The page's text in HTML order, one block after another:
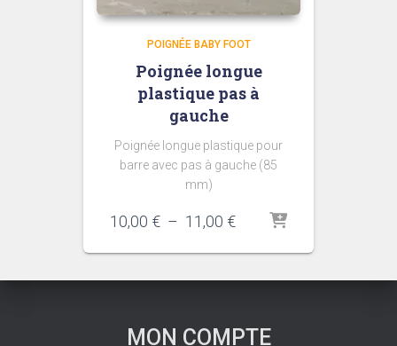
POIGNÉE BABY FOOT
Poignée longue
plastique pas à
gauche
Poignée longue plastique pour
barre avec pas à gauche (85
mm)
10,00 € – 11,00 €Plage
prix :
10,00 €
MON COMPTE